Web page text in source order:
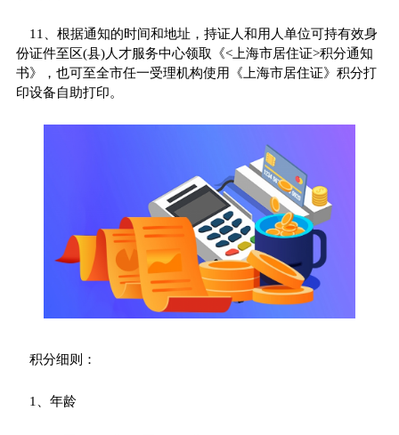
11、根据通知的时间和地址，持证人和用人单位可持有效身
份证件至区(县)人才服务中心领取《<上海市居住证>积分通知
书》，也可至全市任一受理机构使用《上海市居住证》积分打
印设备自助打印。
积分细则：
1、年龄